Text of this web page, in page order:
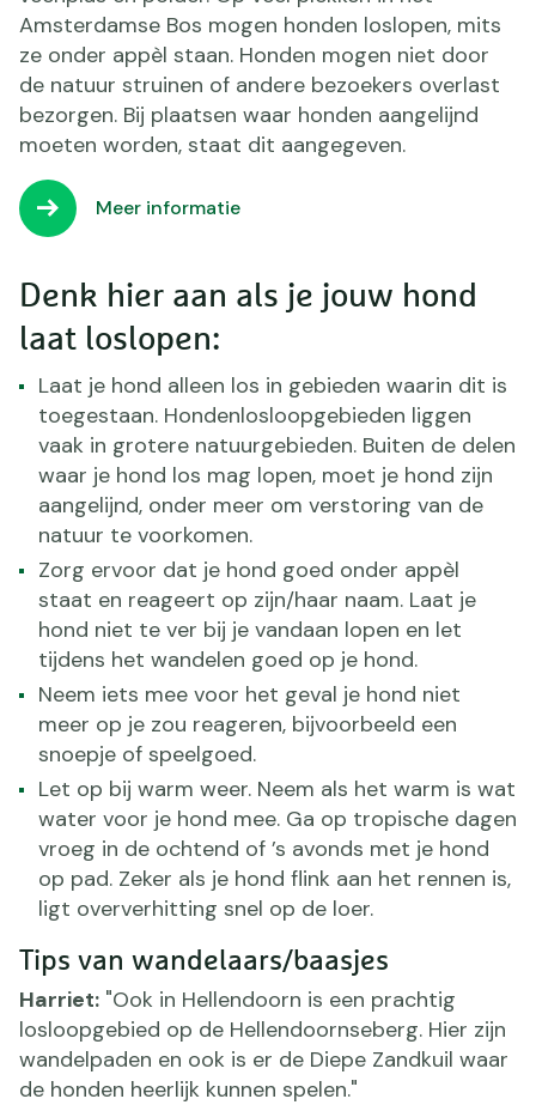
Amsterdamse Bos mogen honden loslopen, mits
ze onder appèl staan. Honden mogen niet door
de natuur struinen of andere bezoekers overlast
bezorgen. Bij plaatsen waar honden aangelijnd
moeten worden, staat dit aangegeven.
Meer informatie
Denk hier aan als je jouw hond
laat loslopen:
Laat je hond alleen los in gebieden waarin dit is
toegestaan. Hondenlosloopgebieden liggen
vaak in grotere natuurgebieden. Buiten de delen
waar je hond los mag lopen, moet je hond zijn
aangelijnd, onder meer om verstoring van de
natuur te voorkomen.
Zorg ervoor dat je hond goed onder appèl
staat en reageert op zijn/haar naam. Laat je
hond niet te ver bij je vandaan lopen en let
tijdens het wandelen goed op je hond.
Neem iets mee voor het geval je hond niet
meer op je zou reageren, bijvoorbeeld een
snoepje of speelgoed.
Let op bij warm weer. Neem als het warm is wat
water voor je hond mee. Ga op tropische dagen
vroeg in de ochtend of ’s avonds met je hond
op pad. Zeker als je hond flink aan het rennen is,
ligt oververhitting snel op de loer.
Tips van wandelaars/baasjes
Harriet: "Ook in Hellendoorn is een prachtig
losloopgebied op de Hellendoornseberg. Hier zijn
wandelpaden en ook is er de Diepe Zandkuil waar
de honden heerlijk kunnen spelen."